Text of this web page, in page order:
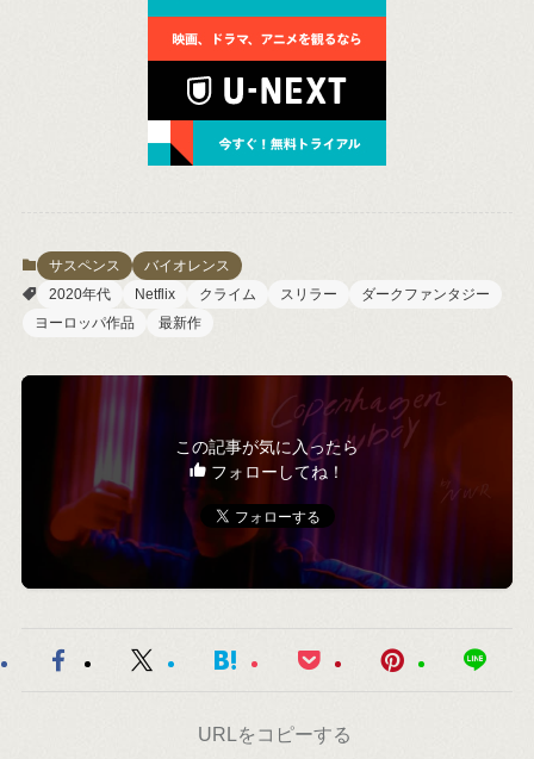
サスペンス
バイオレンス
2020年代
Netflix クライム スリラー
ダークファンタジー
ヨーロッパ作品
最新作
この記事が気に入ったら
フォローしてね！
URLをコピーする